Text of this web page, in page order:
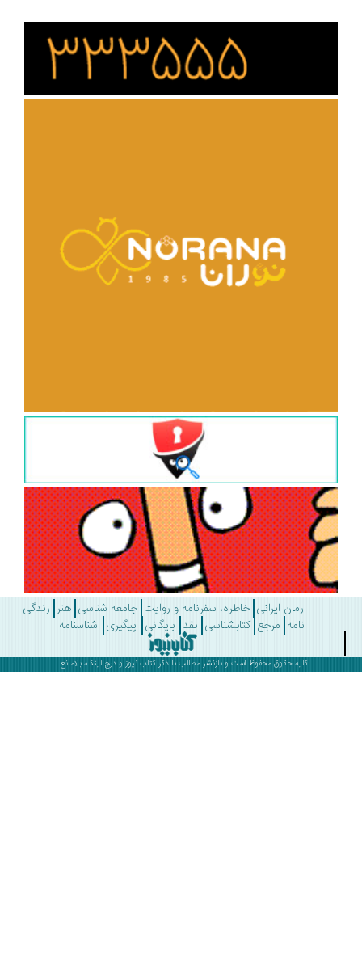
رمان ایرانی خاطره، سفرنامه و روایت جامعه شناسی هنر زندگی
مرجع کتابشناسی نقد بایگانی پیگیری شناسنامه
کلیه حقوق محفوظ است و بازنشر مطالب با ذکرکتاب نیوزو درج لینک، بلامانع .